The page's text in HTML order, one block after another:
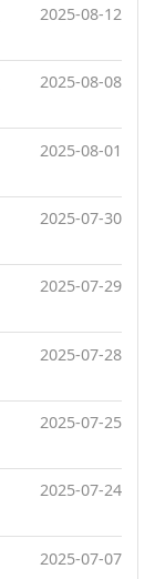
2025-08-12
2025-08-08
2025-08-01
2025-07-30
2025-07-29
2025-07-28
2025-07-25
2025-07-24
2025-07-07